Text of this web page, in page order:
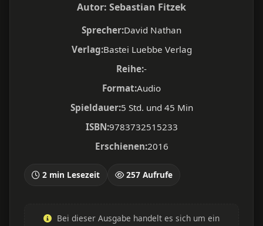
Autor: Sebastian Fitzek
Sprecher:David Nathan
Verlag:Bastei Luebbe Verlag
Reihe:-
Format:Audio
Spieldauer:5 Std. und 45 Min
ISBN:9783732515233
Erschienen:2016
2 min Lesezeit 257 Aufrufe
Bei dieser Ausgabe handelt es sich um ein